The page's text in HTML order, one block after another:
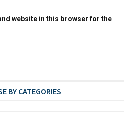
website in this browser for the
BY CATEGORIES